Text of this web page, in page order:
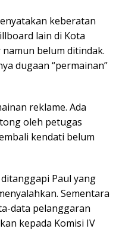
keberatan
lain di Kota
belum ditindak.
dugaan “permainan”
reklame. Ada
oleh petugas
kendati belum
Paul yang
Sementara
data pelanggaran
kepada Komisi IV